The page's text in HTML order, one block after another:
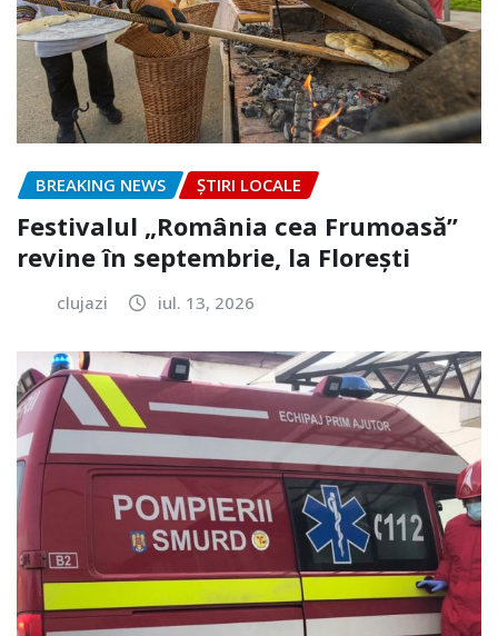
BREAKING NEWS ȘTIRI LOCALE
Festivalul „România cea Frumoasă”
revine în septembrie, la Florești
clujazi iul. 13, 2026